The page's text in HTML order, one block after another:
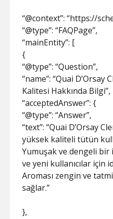
“@context”: “https://
“@type”: “FAQPage”,
“mainEntity”: [
{
“@type”: “Question”,
“name”: “Quai D’Orsay
Kalitesi Hakkında Bilgi”,
“acceptedAnswer”: {
“@type”: “Answer”,
“text”: “Quai D’Orsay
yüksek kaliteli tütün
Yumuşak ve dengeli
ve yeni kullanıcılar
Aroması zengin ve
sağlar.”
},